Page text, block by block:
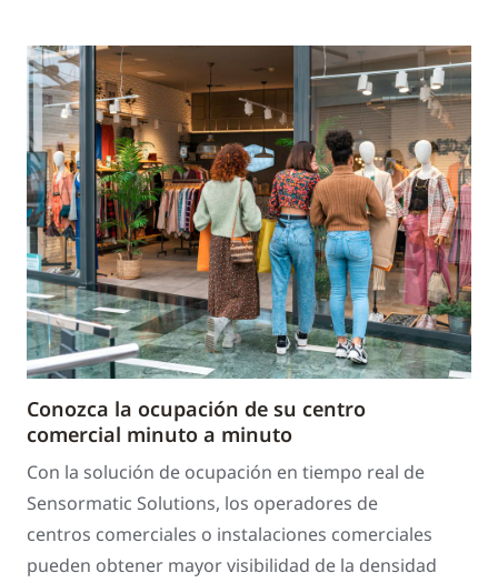
Conozca la ocupación de su centro
comercial minuto a minuto
Con la solución de ocupación en tiempo real de
Sensormatic Solutions, los operadores de
centros comerciales o instalaciones comerciales
pueden obtener mayor visibilidad de la densidad